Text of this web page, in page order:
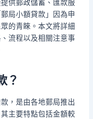
供郵政儲蓄、匯款服
局小額貸款」因為申
的青睞。本文將詳細
流程以及相關注意事
？
，是由各地郵局推出
主要特點包括金額較